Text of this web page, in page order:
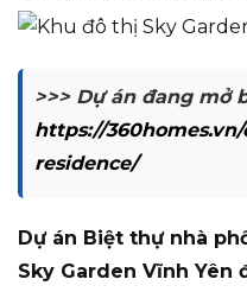
>>> Dự án đang mở
https://
residence/
Dự án Biệt thự nhà
Sky Garden Vĩnh Yên